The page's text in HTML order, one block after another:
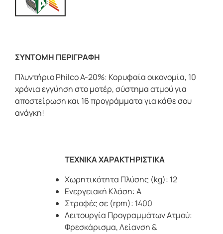
ΣΥΝΤΟΜΗ ΠΕΡΙΓΡΑΦΗ
Πλυντήριο Philco Α-20%: Κορυφαία οικονομία, 10
χρόνια εγγύηση στο μοτέρ, σύστημα ατμού για
αποστείρωση και 16 προγράμματα για κάθε σου
ανάγκη!
ΤΕΧΝΙΚΑ ΧΑΡΑΚΤΗΡΙΣΤΙΚΑ
Χωρητικότητα Πλύσης (kg): 12
Ενεργειακή Κλάση: A
Στροφές σε (rpm): 1400
Λειτουργία Προγραμμάτων Ατμού:
Φρεσκάρισμα, Λείανση &